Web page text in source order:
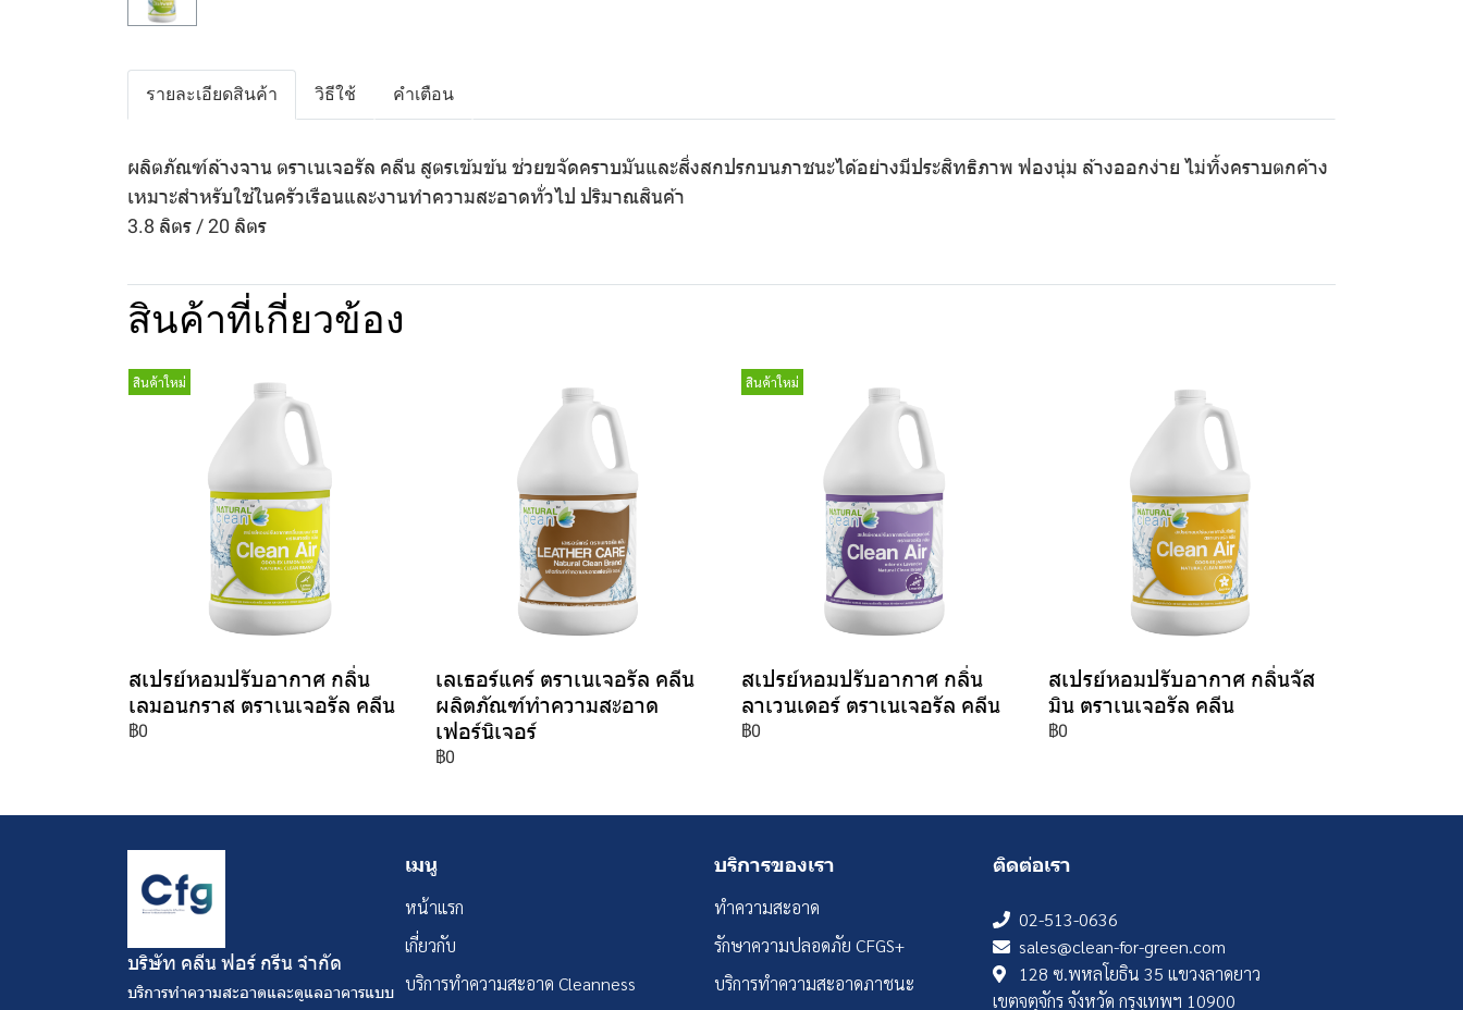
รายละเอียดสินค้า วิธีใช้ คำเตือน
ผลิตภัณฑ์ล้างจาน ตราเนเจอรัล คลีน สูตรเข้มข้น ช่วยขจัดคราบมันและสิ่งสกปรกบนภาชนะได้อย่างมีประสิทธิภาพ ฟองนุ่ม ล้างออกง่าย ไม่ทิ้งคราบตกค้าง
เหมาะสำหรับใช้ในครัวเรือนและงานทำความสะอาดทั่วไป ปริมาณสินค้า
3.8 ลิตร / 20 ลิตร
สินค้าที่เกี่ยวข้อง
สินค้าใหม่
สเปรย์หอมปรับอากาศ กลิ่น
เลมอนกราส ตราเนเจอรัล คลีน
฿0
เลเธอร์แคร์ ตราเนเจอรัล คลีน
ผลิตภัณฑ์ทำความสะอาด
เฟอร์นิเจอร์
฿0
สินค้าใหม่
สเปรย์หอมปรับอากาศ กลิ่น
ลาเวนเดอร์ ตราเนเจอรัล คลีน
฿0
สเปรย์หอมปรับอากาศ กลิ่นจัส
มิน ตราเนเจอรัล คลีน
฿0
บริษัท คลีน ฟอร์ กรีน จํากัด
บริการทำความสะอาดและดูแลอาคารแบบ
เมนู
หน้าแรก
เกี่ยวกับ
บริการทำความสะอาด Cleanness
บริการของเรา
ทำความสะอาด
รักษาความปลอดภัย CFGS+
บริการทำความสะอาดภาชนะ
ติดต่อเรา
02-513-0636
sales@clean-for-green.com
128 ซ.พหลโยธิน 35 แขวงลาดยาว
เขตจตุจักร จังหวัด กรุงเทพฯ 10900